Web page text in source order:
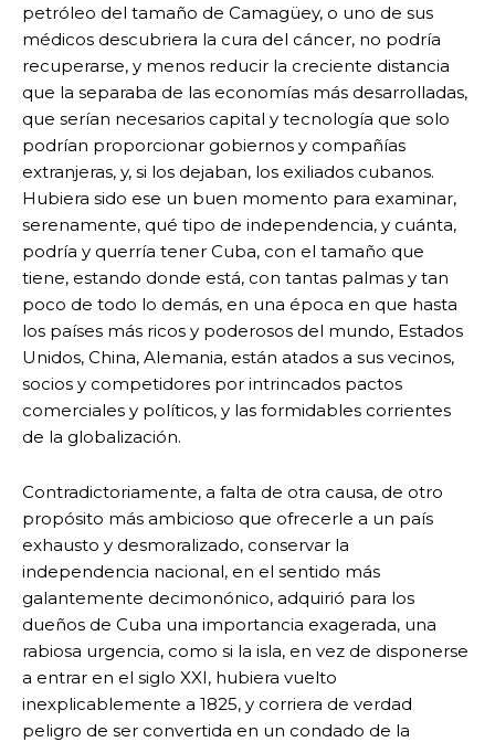
petróleo del tamaño de Camagüey, o uno de sus
médicos descubriera la cura del cáncer, no podría
recuperarse, y menos reducir la creciente distancia
que la separaba de las economías más desarrolladas,
que serían necesarios capital y tecnología que solo
podrían proporcionar gobiernos y compañías
extranjeras, y, si los dejaban, los exiliados cubanos.
Hubiera sido ese un buen momento para examinar,
serenamente, qué tipo de independencia, y cuánta,
podría y querría tener Cuba, con el tamaño que
tiene, estando donde está, con tantas palmas y tan
poco de todo lo demás, en una época en que hasta
los países más ricos y poderosos del mundo, Estados
Unidos, China, Alemania, están atados a sus vecinos,
socios y competidores por intrincados pactos
comerciales y políticos, y las formidables corrientes
de la globalización.
Contradictoriamente, a falta de otra causa, de otro
propósito más ambicioso que ofrecerle a un país
exhausto y desmoralizado, conservar la
independencia nacional, en el sentido más
galantemente decimonónico, adquirió para los
dueños de Cuba una importancia exagerada, una
rabiosa urgencia, como si la isla, en vez de disponerse
a entrar en el siglo XXI, hubiera vuelto
inexplicablemente a 1825, y corriera de verdad
peligro de ser convertida en un condado de la